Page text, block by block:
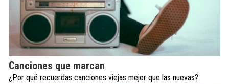
Canciones que marcan
¿Por qué recuerdas canciones viejas mejor que las nuevas?